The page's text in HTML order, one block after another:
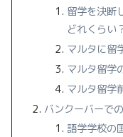
留学を決断
どれくらい
マルタに留
マルタ留学
マルタ留学
バンクーバーで
語学学校の